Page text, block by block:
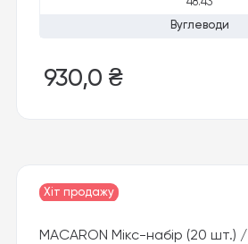
Вуглеводи
930,0 ₴
Хіт продажу
MACARON Мікс-набір (20 шт.)